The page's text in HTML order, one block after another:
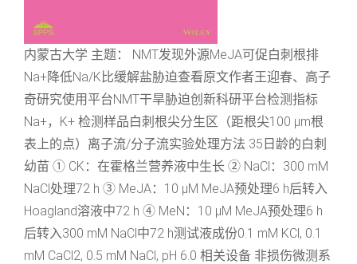
内蒙古大学 主题： NMT发现外源MeJA可促白刺根排
Na+降低Na/K比缓解盐胁迫查看原文作者王迎春、高子
奇研究使用平台NMT干旱胁迫创新科研平台检测指标
Na+，K+ 检测样品白刺根尖分生区（距根尖100 μm根
表上的点）离子流/分子流实验处理方法 35日龄的白刺
幼苗 ① CK：在霍格兰营养液中生长 ② NaCl：300 mM
NaCl处理72 h ③ MeJA：10 μM MeJA预处理6 h后转入
Hoagland溶液中72 h ④ MeN：10 μM MeJA预处理6 h
后转入300 mM NaCl中72 h测试液成份0.1 mM KCl, 0.1
mM CaCl2, 0.5 mM NaCl, pH 6.0 相关设备 非损伤微测系